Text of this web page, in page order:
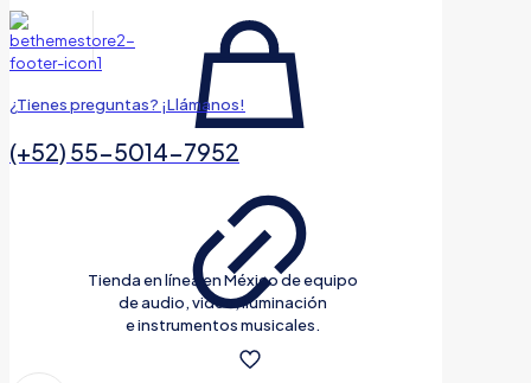
¿Tienes preguntas? ¡Llámanos!
(+52) 55-5014-7952
Tienda en línea en México de equipo
de audio, video, iluminación
e instrumentos musicales.